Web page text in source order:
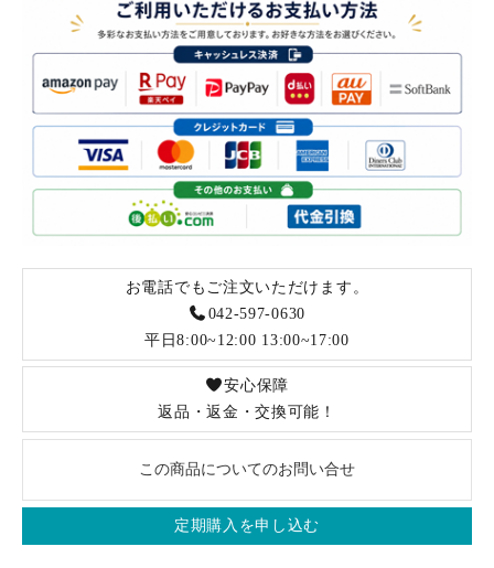
お電話でもご注文いただけます。
042-597-0630
平日8:00~12:00 13:00~17:00
安心保障
返品・返金・交換可能！
この商品についてのお問い合せ
定期購入を申し込む